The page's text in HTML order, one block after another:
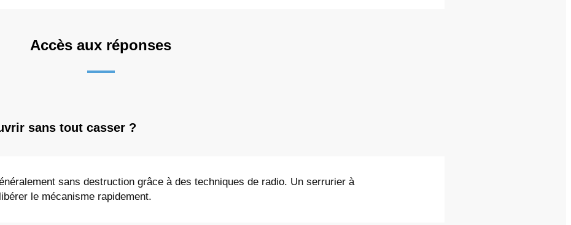
Accès aux réponses
sans tout casser ?
sans destruction grâce à des techniques de radio. Un serrurier à
le mécanisme rapidement.